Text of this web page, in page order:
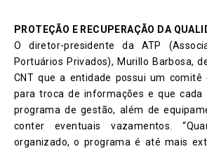
PROTEÇÃO E RECUPERAÇÃO DA
O diretor-presidente da ATP
Portuários Privados), Murillo Barbosa,
CNT que a entidade possui um comitê
para troca de informações e que
programa de gestão, além de
conter eventuais vazamentos.
organizado, o programa é até mais